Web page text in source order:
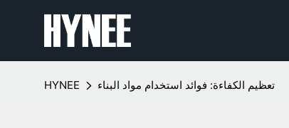
HYNEE تعظيم الكفاءة: فوائد استخدام مواد البناء